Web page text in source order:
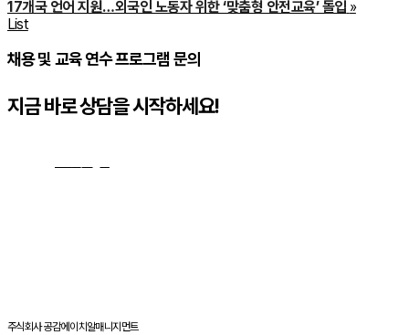
17개국 언어 지원…외국인 노동자 위한 ‘맞춤형 안전교육’ 돌입 »
List
채용 및 교육 연수 프로그램 문의
지금 바로 상담을 시작하세요!
주식회사 공감에이치알매니지먼트